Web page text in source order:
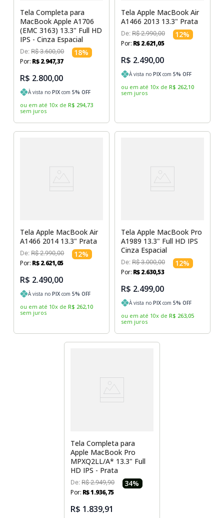
Tela Completa para
MacBook Apple A1706
(EMC 3163) 13.3" Full HD
IPS - Cinza Espacial
De:R$ 3.600,00 18%
Por: R$ 2.947,37
R$ 2.800,00
À vista noPIX com5% OFF
ou em até 10x de R$ 294,73
sem juros
Tela Apple MacBook Air
A1466 2013 13.3" Prata
De: R$ 2.990,00 12%
Por: R$2.621,05
R$ 2.490,00
À vista no PIX com 5% OFF
ou em até 10x de R$ 262,10
sem juros
Tela Apple MacBook Air
A1466 2014 13.3" Prata
De:R$ 2.990,00 12%
Por: R$ 2.621,05
R$ 2.490,00
À vista noPIX com5% OFF
ou em até 10x de R$ 262,10
sem juros
Tela Apple MacBook Pro
A1989 13.3" Full HD IPS
Cinza Espacial
De: R$ 3.000,00 12%
Por: R$2.630,53
R$ 2.499,00
À vista no PIX com 5% OFF
ou em até 10x de R$ 263,05
sem juros
Tela Completa para
Apple MacBook Pro
MPXQ2LL/A* 13.3" Full
HD IPS - Prata
De:R$ 2.949,90 34%
Por: R$1.936,75
R$ 1.839,91